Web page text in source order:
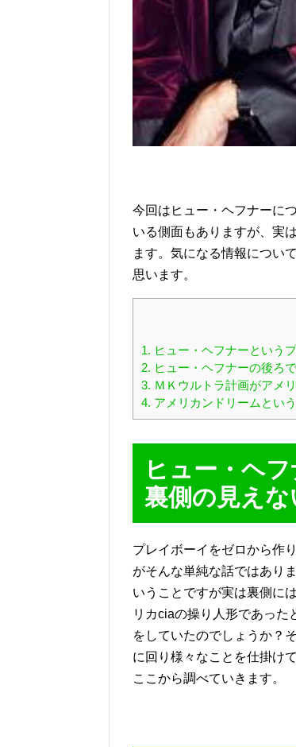
今回はヒュー・ヘフナーに
いる側面もありますが、実
ます。気になる情報につい
思います。
1. ヒュー・ヘフナーという
2. ヒュー・ヘフナーの後ろ
3. ＭＫウルトラ計画がアメ
4. アメリカンドリームとい
ヒュー・ヘ
裏側の見えな
プレイボーイをゼロから作
がそんな単純な話ではあり
いうことですが実は裏側に
リカciaの操り人形であっ
をしていたのでしょうか？
に回り様々なことを仕掛け
ここから調べていきます。